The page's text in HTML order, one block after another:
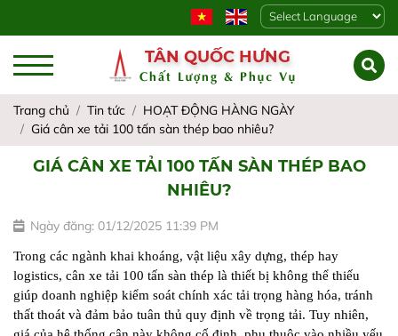
Powered by
TÂN QUỐC HƯNG
Chất Lượng & Phục Vụ
Trang chủ Tin tức
HOẠT ĐỘNG HÀNG NGÀY
Giá cân xe tải 100 tấn sàn thép bao nhiêu?
GIÁ CÂN XE TẢI 100 TẤN SÀN THÉP BAO
NHIÊU?
Ngày đăng: 01/12/2025 11:39 PM
Trong các ngành khai khoáng, vật liệu xây dựng, thép hay
logistics, cân xe tải 100 tấn sàn thép là thiết bị không thể thiếu
giúp doanh nghiệp kiểm soát chính xác tải trọng hàng hóa, tránh
thất thoát và đảm bảo tuân thủ quy định về trọng tải. Tuy nhiên,